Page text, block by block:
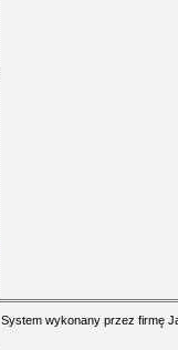
System wykonany przez firmę